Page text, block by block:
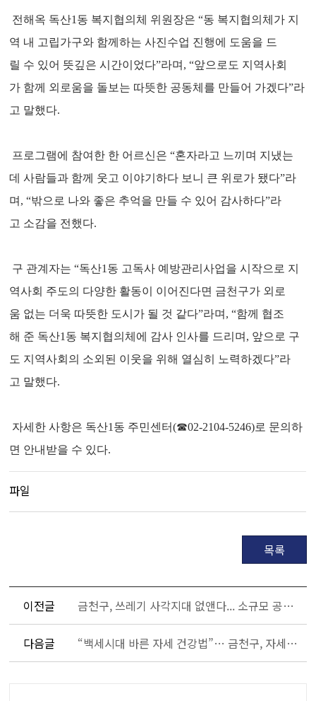
전해옥 독산1동 복지협의체 위원장은 “동 복지협의체가 지
역 내 고립가구와 함께하는 사진수업 진행에 도움을 드
릴 수 있어 뜻깊은 시간이었다”라며, “앞으로도 지역사회
가 함께 외로움을 돌보는 따뜻한 공동체를 만들어 가겠다”라
고 말했다.
프로그램에 참여한 한 어르신은 “혼자라고 느끼며 지냈는
데 사람들과 함께 웃고 이야기하다 보니 큰 위로가 됐다”라
며, “밖으로 나와 좋은 추억을 만들 수 있어 감사하다”라
고 소감을 전했다.
구 관계자는 “독산1동 고독사 예방관리사업을 시작으로 지
역사회 주도의 다양한 활동이 이어진다면 금천구가 외로
움 없는 더욱 따뜻한 도시가 될 것 같다”라며, “함께 협조
해 준 독산1동 복지협의체에 감사 인사를 드리며, 앞으로 구
도 지역사회의 소외된 이웃을 위해 열심히 노력하겠다”라
고 말했다.
자세한 사항은 독산1동 주민센터(☎02-2104-5246)로 문의하
면 안내받을 수 있다.
파일
목록
이전글 금천구, 쓰레기 사각지대 없앤다... 소규모 공동주택 분리수거대 지원
다음글 “백세시대 바른 자세 건강법”… 금천구, 자세 전문가와 함께하는 건강특강